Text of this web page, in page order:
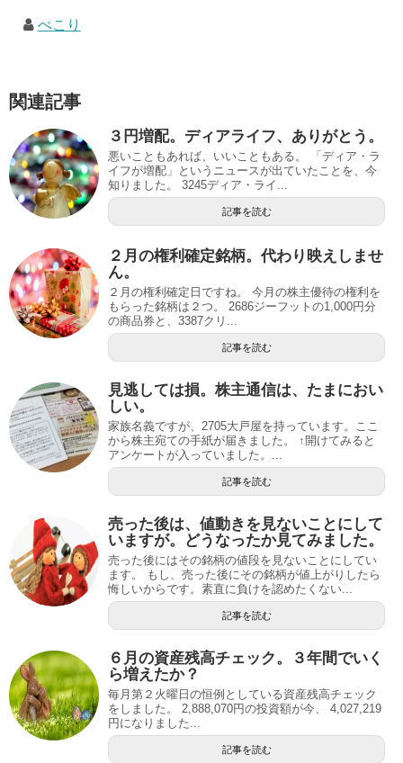
ぺこり
関連記事
３円増配。ディアライフ、ありがとう。
悪いこともあれば、いいこともある。 「ディア・ラ
イフが増配」というニュースが出ていたことを、今
知りました。 3245ディア・ライ...
記事を読む
２月の権利確定銘柄。代わり映えしませ
ん。
２月の権利確定日ですね。 今月の株主優待の権利を
もらった銘柄は２つ。 2686ジーフットの1,000円分
の商品券と、3387クリ...
記事を読む
見逃しては損。株主通信は、たまにおい
しい。
家族名義ですが、2705大戸屋を持っています。ここ
から株主宛ての手紙が届きました。 ↑開けてみると
アンケートが入っていました。...
記事を読む
売った後は、値動きを見ないことにして
いますが。どうなったか見てみました。
売った後にはその銘柄の値段を見ないことにしてい
ます。 もし、売った後にその銘柄が値上がりしたら
悔しいからです。素直に負けを認めたくない...
記事を読む
６月の資産残高チェック。３年間でいく
ら増えたか？
毎月第２火曜日の恒例としている資産残高チェック
をしました。 2,888,070円の投資額が今、 4,027,219
円になりました...
記事を読む